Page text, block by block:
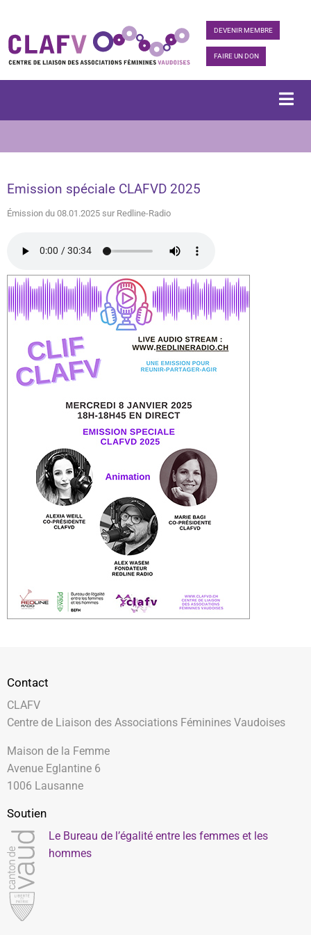
DEVENIR MEMBRE
FAIRE UN DON
Emission spéciale CLAFVD 2025
Émission du 08.01.2025 sur Redline-Radio
Contact
CLAFV
Centre de Liaison des Associations Féminines Vaudoises
Maison de la Femme
Avenue Eglantine 6
1006 Lausanne
Soutien
Le Bureau de l’égalité entre les femmes et les
hommes